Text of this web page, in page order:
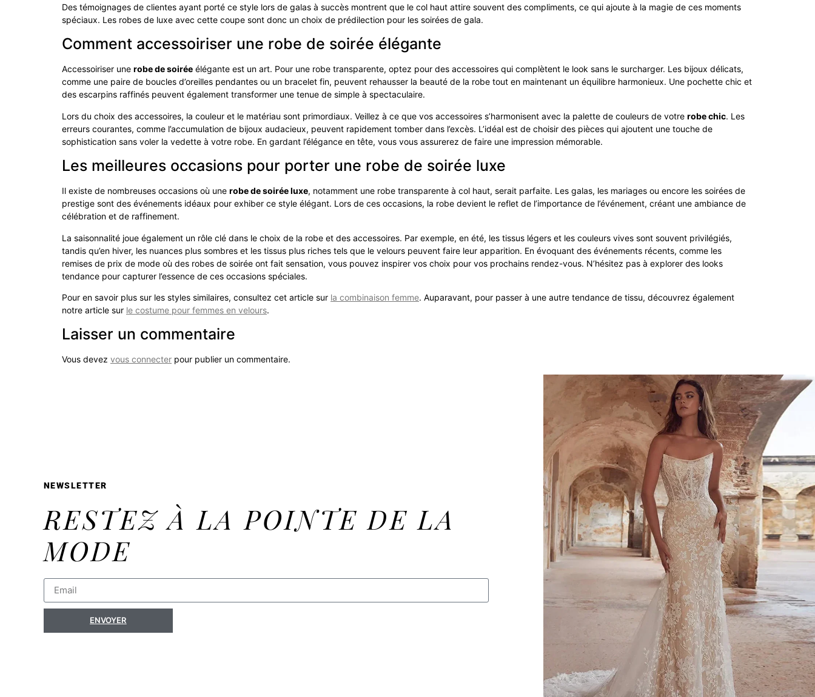
Des témoignages de clientes ayant porté ce style lors de galas à succès montrent que le col haut attire souvent des compliments, ce qui ajoute à la magie de ces moments
spéciaux. Les robes de luxe avec cette coupe sont donc un choix de prédilection pour les soirées de gala.
Comment accessoiriser une robe de soirée élégante
Accessoiriser une robe de soirée élégante est un art. Pour une robe transparente, optez pour des accessoires qui complètent le look sans le surcharger. Les bijoux délicats,
comme une paire de boucles d’oreilles pendantes ou un bracelet fin, peuvent rehausser la beauté de la robe tout en maintenant un équilibre harmonieux. Une pochette chic et
des escarpins raffinés peuvent également transformer une tenue de simple à spectaculaire.
Lors du choix des accessoires, la couleur et le matériau sont primordiaux. Veillez à ce que vos accessoires s’harmonisent avec la palette de couleurs de votre robe chic. Les
erreurs courantes, comme l’accumulation de bijoux audacieux, peuvent rapidement tomber dans l’excès. L’idéal est de choisir des pièces qui ajoutent une touche de
sophistication sans voler la vedette à votre robe. En gardant l’élégance en tête, vous vous assurerez de faire une impression mémorable.
Les meilleures occasions pour porter une robe de soirée luxe
Il existe de nombreuses occasions où une robe de soirée luxe, notamment une robe transparente à col haut, serait parfaite. Les galas, les mariages ou encore les soirées de
prestige sont des événements idéaux pour exhiber ce style élégant. Lors de ces occasions, la robe devient le reflet de l’importance de l’événement, créant une ambiance de
célébration et de raffinement.
La saisonnalité joue également un rôle clé dans le choix de la robe et des accessoires. Par exemple, en été, les tissus légers et les couleurs vives sont souvent privilégiés,
tandis qu’en hiver, les nuances plus sombres et les tissus plus riches tels que le velours peuvent faire leur apparition. En évoquant des événements récents, comme les
remises de prix de mode où des robes de soirée ont fait sensation, vous pouvez inspirer vos choix pour vos prochains rendez-vous. N’hésitez pas à explorer des looks
tendance pour capturer l’essence de ces occasions spéciales.
Pour en savoir plus sur les styles similaires, consultez cet article sur la combinaison femme. Auparavant, pour passer à une autre tendance de tissu, découvrez également
notre article sur le costume pour femmes en velours.
Laisser un commentaire
Vous devez vous connecter pour publier un commentaire.
NEWSLETTER
RESTEZ À LA POINTE DE LA
MODE
ENVOYER